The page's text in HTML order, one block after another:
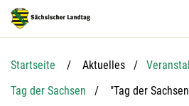
Hauptnavigation
Hauptinhalt
Service
Startseite Aktuelles
Tag der Sachsen
Aktuelle Seite:
"Tag der